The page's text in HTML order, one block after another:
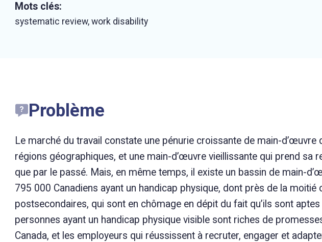
Mots clés:
systematic review, work disability
Problème
Le marché du travail constate une pénurie croissante de main-d’œuvre
régions géographiques, et une main-d’œuvre vieillissante qui prend sa
que par le passé. Mais, en même temps, il existe un bassin de main-
795 000 Canadiens ayant un handicap physique, dont près de la moitié
postsecondaires, qui sont en chômage en dépit du fait qu’ils sont
personnes ayant un handicap physique visible sont riches de
Canada, et les employeurs qui réussissent à recruter, engager et